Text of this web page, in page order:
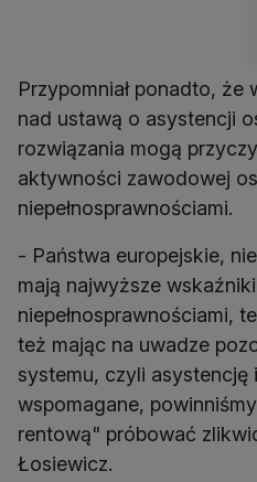
Przypomniał ponadto, że
nad ustawą o asystencji
rozwiązania mogą
aktywności zawodowej
- Państwa europejskie,
mają najwyższe
niepełnosprawnościami,
też mając na uwadze
systemu, czyli asystencję
wspomagane,
rentową" próbować
Łosiewicz.